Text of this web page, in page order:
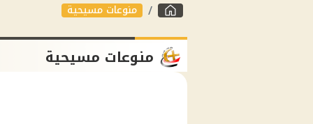
منوعات مسيحية
منوعات مسيحية